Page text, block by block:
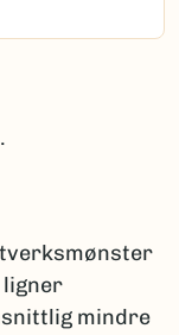
ligner
mindre